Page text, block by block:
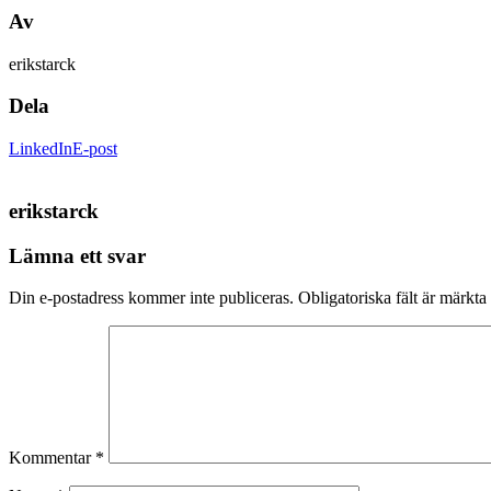
Av
erikstarck
Dela
LinkedInE-post
erikstarck
Lämna ett svar
Din e-postadress kommer inte publiceras. Obligatoriska fält är märkta
Kommentar *